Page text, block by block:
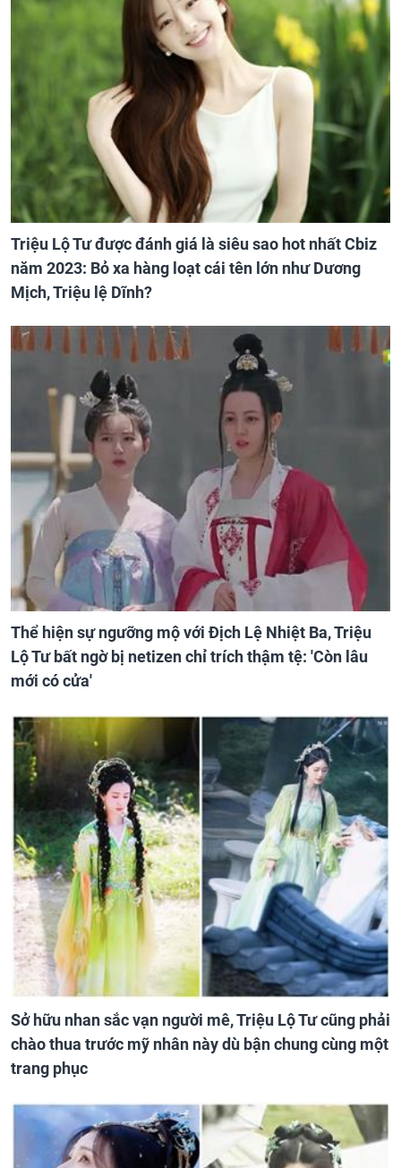
Triệu Lộ Tư được đánh giá là siêu sao hot nhất Cbiz
năm 2023: Bỏ xa hàng loạt cái tên lớn như Dương
Mịch, Triệu lệ Dĩnh?
Thể hiện sự ngưỡng mộ với Địch Lệ Nhiệt Ba, Triệu
Lộ Tư bất ngờ bị netizen chỉ trích thậm tệ: 'Còn lâu
mới có cửa'
Sở hữu nhan sắc vạn người mê, Triệu Lộ Tư cũng phải
chào thua trước mỹ nhân này dù bận chung cùng một
trang phục